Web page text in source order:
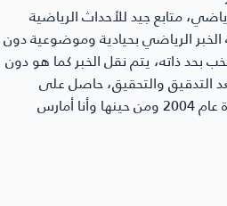
متابع جيد للأحداث الرياضية
الخبر الرياضي بحيادية وموضوعية دون
بحد ذاته، يتم نقل الخبر كما هو دون
التدقيق والتحقيق، حاصل على
بكالوريوس إعلام جامعة القاهرة عام 2004 ومن حينها وأنا أمارس